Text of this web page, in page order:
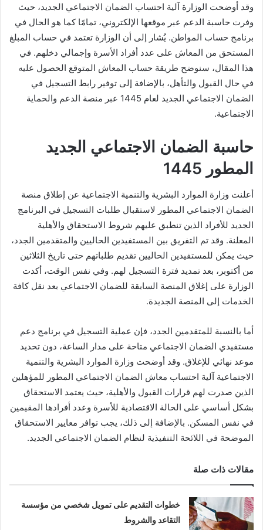
وقد أوضحت الوزارة آلية احتساب الضمان الاجتماعي الجديد، حيث
وفرت حاسبة الدعم عبر موقعها الإلكتروني، تمامًا كما هو الحال في
برنامج حساب المواطن. يُشار إلى أن الوزارة تعتمد في حساب المبلغ
المستحق من المعاش على عدد أفراد الأسرة وإجمالي دخلهم. في
هذا المقال، سنوضح طريقة حساب المعاش المتوقع الحصول عليه
في حال القبول والتأهل، بالإضافة إلى توفير رابط التسجيل في
الضمان الاجتماعي الجديد لعام 1445 عبر منصة الدعم والحماية
الاجتماعية.
حاسبة الضمان الاجتماعي الجديد
المطور 1445
أعلنت وزارة الموارد البشرية والتنمية الاجتماعية عن إطلاق منصة
الضمان الاجتماعي المطور لاستقبال طلبات التسجيل في البرنامج
الجديد للأفراد الذين تنطبق عليهم شروط الاستحقاق والأهلية
المعلنة. وقد تم التفريق بين المستفيدين الحاليين والمتقدمين الجدد،
حيث يمكن للمستفيدين الحاليين تقديم طلباتهم حتى تاريخ الثلاثين
من أكتوبر، بعد تمديد فترة التسجيل لهم. وفي نفس الوقت، أكدت
الوزارة على إغلاق المنصة السابقة للضمان الاجتماعي بعد نقل كافة
الخدمات إلى المنصة الجديدة.
أما بالنسبة للمتقدمين الجدد، فإن عملية التسجيل في برنامج دعم
مستفيدي الضمان الاجتماعي متاحة على مدار الساعة، دون تحديد
موعد نهائي للإغلاق. وقد أوضحت وزارة الموارد البشرية والتنمية
الاجتماعية آلية احتساب معاش الضمان الاجتماعي المطور للمؤهلين
الذين صدرت لهم قرارات القبول والأهلية، حيث يعتمد الاستحقاق
بشكل أساسي على الحالة الاقتصادية للأسرة وعدد أفرادها المقيمين
في نفس المسكن. بالإضافة إلى ذلك، يجب توافر معايير الاستحقاق
الموضحة في اللائحة التنفيذية لنظام الضمان الاجتماعي الجديد.
مقالات ذات صلة
خطوات التقديم على تمويل شخصي من مؤسسة
التقاعد والشروط